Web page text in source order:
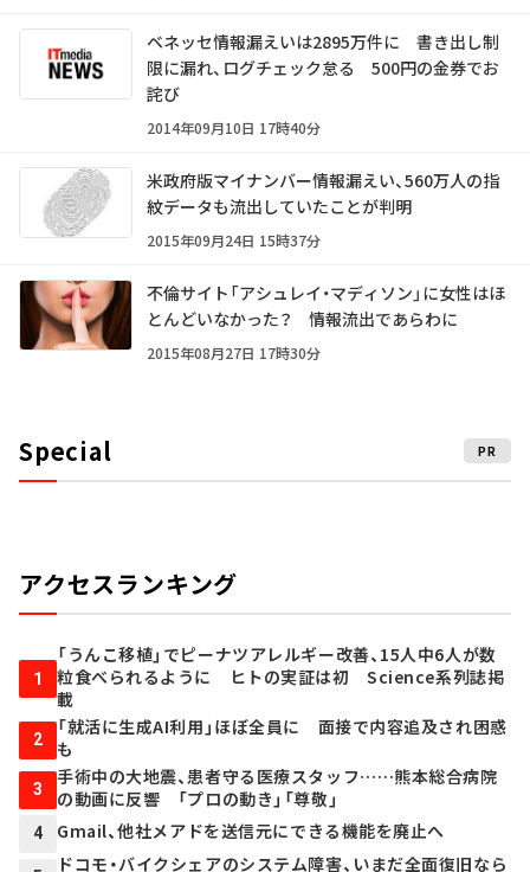
ベネッセ情報漏えいは2895万件に 書き出し制
限に漏れ、ログチェック怠る 500円の金券でお
詫び
2014年09月10日 17時40分
米政府版マイナンバー情報漏えい、560万人の指
紋データも流出していたことが判明
2015年09月24日 15時37分
不倫サイト「アシュレイ・マディソン」に女性はほ
とんどいなかった？ 情報流出であらわに
2015年08月27日 17時30分
Special PR
アクセスランキング
1
「うんこ移植」でピーナツアレルギー改善、15人中6人が数
粒食べられるように ヒトの実証は初 Science系列誌掲
載
2
「就活に生成AI利用」ほぼ全員に 面接で内容追及され困惑
も
3
手術中の大地震、患者守る医療スタッフ……熊本総合病院
の動画に反響 「プロの動き」「尊敬」
4 Gmail、他社メアドを送信元にできる機能を廃止へ
ドコモ・バイクシェアのシステム障害、いまだ全面復旧なら